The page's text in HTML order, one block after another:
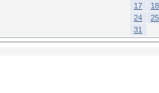
17
18
24
25
31